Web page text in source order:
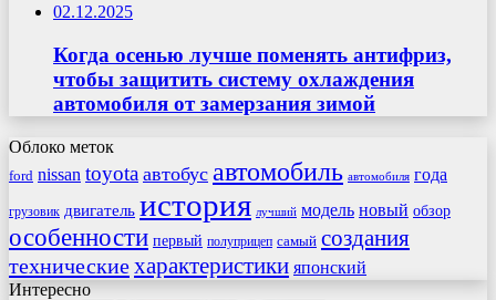
02.12.2025
Когда осенью лучше поменять антифриз,
чтобы защитить систему охлаждения
автомобиля от замерзания зимой
Облоко меток
ford nissan toyota автобус автомобиль автомобиля года
грузовик двигатель история лучший модель новый обзор
особенности первый полуприцеп самый создания
техническиехарактеристики японский
Интересно